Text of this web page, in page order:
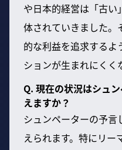
や日本的経営は「古
体されていきました。
的な利益を追求するよ
ションが生まれにくく
Q. 現在の状況はシュ
えますか？
シュンペーターの予言
えられます。特にリ